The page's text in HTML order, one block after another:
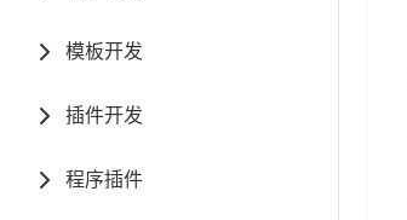
模板开发
插件开发
程序插件